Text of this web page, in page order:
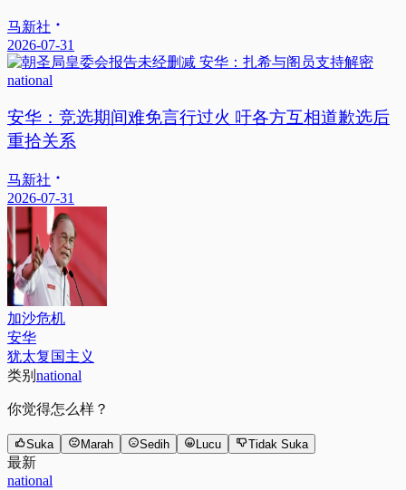
马新社
2026-07-31
national
安华：竞选期间难免言行过火 吁各方互相道歉选后
重拾关系
马新社
2026-07-31
加沙危机
安华
犹太复国主义
类别 national
你觉得怎么样？
Suka Marah Sedih Lucu Tidak Suka
最新
national